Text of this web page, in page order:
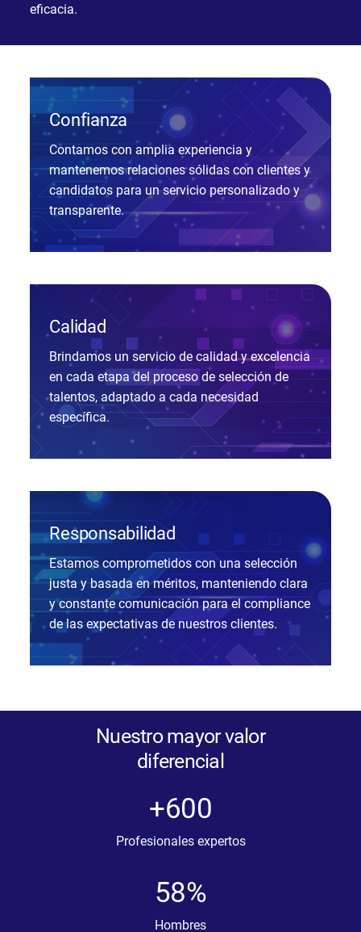
eficacia.
Confianza
Contamos con amplia experiencia y
mantenemos relaciones sólidas con clientes y
candidatos para un servicio personalizado y
transparente.
Calidad
Brindamos un servicio de calidad y excelencia
en cada etapa del proceso de selección de
talentos, adaptado a cada necesidad
específica.
Responsabilidad
Estamos comprometidos con una selección
justa y basada en méritos, manteniendo clara
y constante comunicación para el compliance
de las expectativas de nuestros clientes.
Nuestro mayor valor
diferencial
+600
Profesionales expertos
58%
Hombres